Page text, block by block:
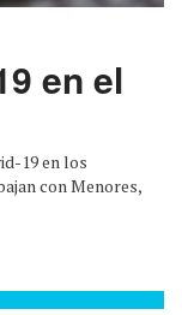
en el
19 en los
con Menores,